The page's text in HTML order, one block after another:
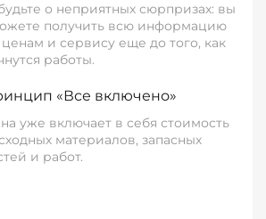
о неприятных сюрпризах: вы
получить всю информацию
и сервису еще до того, как
работы.
«Все включено»
уже включает в себя стоимость
материалов, запасных
и работ.